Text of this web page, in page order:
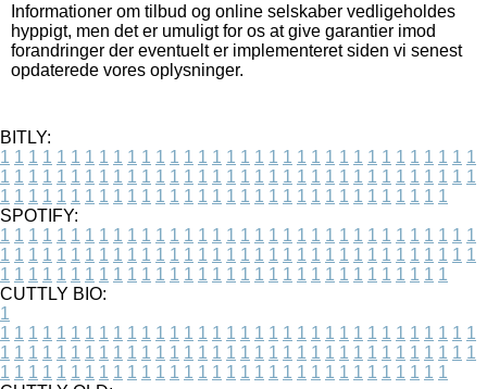
Informationer om tilbud og online selskaber vedligeholdes
hyppigt, men det er umuligt for os at give garantier imod
forandringer der eventuelt er implementeret siden vi senest
opdaterede vores oplysninger.
BITLY:
1 1 1 1 1 1 1 1 1 1 1 1 1 1 1 1 1 1 1 1 1 1 1 1 1 1 1 1 1 1 1 1 1 1
1 1 1 1 1 1 1 1 1 1 1 1 1 1 1 1 1 1 1 1 1 1 1 1 1 1 1 1 1 1 1 1 1 1
1 1 1 1 1 1 1 1 1 1 1 1 1 1 1 1 1 1 1 1 1 1 1 1 1 1 1 1 1 1 1 1
SPOTIFY:
1 1 1 1 1 1 1 1 1 1 1 1 1 1 1 1 1 1 1 1 1 1 1 1 1 1 1 1 1 1 1 1 1 1
1 1 1 1 1 1 1 1 1 1 1 1 1 1 1 1 1 1 1 1 1 1 1 1 1 1 1 1 1 1 1 1 1 1
1 1 1 1 1 1 1 1 1 1 1 1 1 1 1 1 1 1 1 1 1 1 1 1 1 1 1 1 1 1 1 1
CUTTLY BIO:
1
1 1 1 1 1 1 1 1 1 1 1 1 1 1 1 1 1 1 1 1 1 1 1 1 1 1 1 1 1 1 1 1 1 1
1 1 1 1 1 1 1 1 1 1 1 1 1 1 1 1 1 1 1 1 1 1 1 1 1 1 1 1 1 1 1 1 1 1
1 1 1 1 1 1 1 1 1 1 1 1 1 1 1 1 1 1 1 1 1 1 1 1 1 1 1 1 1 1 1 1